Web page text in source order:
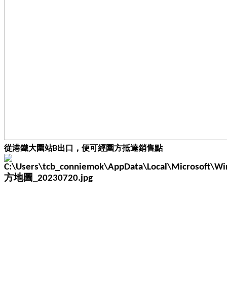
從港鐵大圍站B出口，便可經圍方抵達銷售點